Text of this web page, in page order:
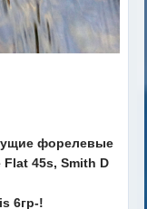
форелевые
45s, Smith D
6гр-!